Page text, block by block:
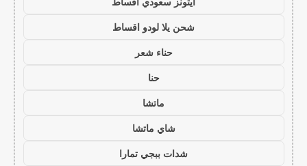
شحن يلا لودو اقساط
حناء شعر
حنا
ماتشا
شاي ماتشا
شدات ببجي تمارا